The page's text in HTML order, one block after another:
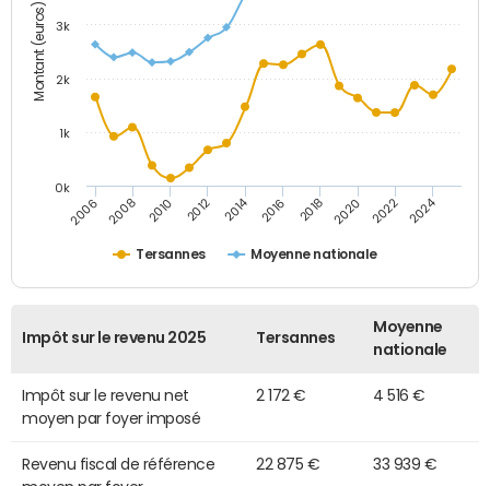
Montant (euros)
Tersannes Moyenne nationale
2006 2008 2010 2012 2014 2016 2018 2020 2022 2024
0k
1k
2k
3k
Impôt sur le revenu 2025 Tersannes
Moyenne
nationale
Impôt sur le revenu net
moyen par foyer imposé
2 172 € 4 516 €
Revenu fiscal de référence
22 875 € 33 939 €